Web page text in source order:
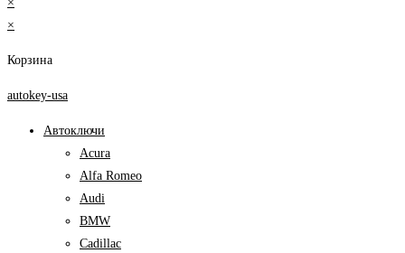
×
Корзина
autokey-usa
Автоключи
Acura
Alfa Romeo
Audi
BMW
Cadillac